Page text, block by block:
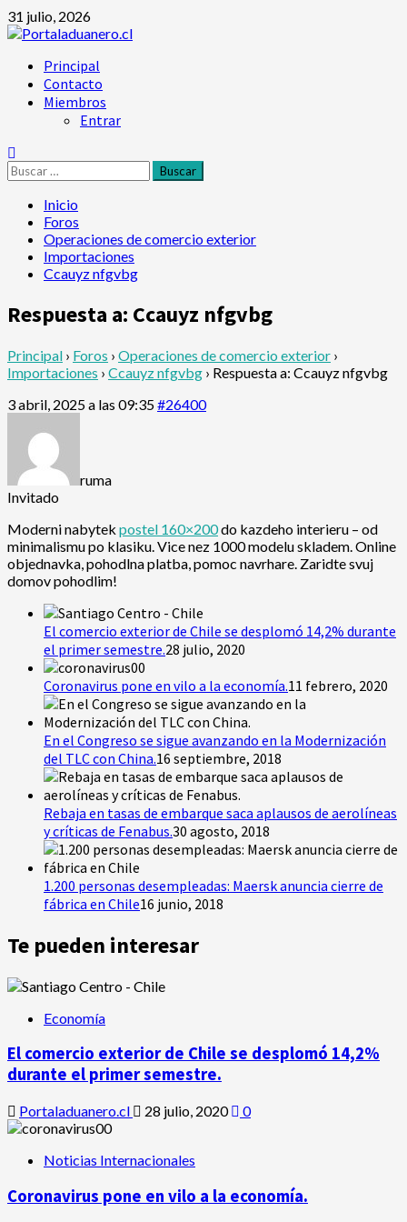
31 julio, 2026
Principal
Contacto
Miembros
Entrar
Inicio
Foros
Operaciones de comercio exterior
Importaciones
Ccauyz nfgvbg
Respuesta a: Ccauyz nfgvbg
Principal › Foros › Operaciones de comercio exterior ›
Importaciones › Ccauyz nfgvbg › Respuesta a: Ccauyz nfgvbg
3 abril, 2025 a las 09:35#26400
ruma
Invitado
Moderni nabytek postel 160×200do kazdeho interieru – od
minimalismu po klasiku. Vice nez 1000 modelu skladem. Online
objednavka, pohodlna platba, pomoc navrhare. Zaridte svuj
domov pohodlim!
El comercio exterior de Chile se desplomó 14,2% durante
el primer semestre.28 julio, 2020
Coronavirus pone en vilo a la economía.11 febrero, 2020
En el Congreso se sigue avanzando en la Modernización
del TLC con China.16 septiembre, 2018
Rebaja en tasas de embarque saca aplausos de aerolíneas
y críticas de Fenabus.30 agosto, 2018
1.200 personas desempleadas: Maersk anuncia cierre de
fábrica en Chile16 junio, 2018
Te pueden interesar
Economía
El comercio exterior de Chile se desplomó 14,2%
durante el primer semestre.
Portaladuanero.cl 28 julio, 2020 0
Noticias Internacionales
Coronavirus pone en vilo a la economía.